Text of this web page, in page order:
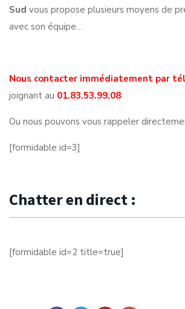
Sud vous propose plusieurs moyens de
avec son équipe…
Nous contacter immédiatement par
joignant au 01.83.53.99.08
Ou nous pouvons vous rappeler
[formidable id=3]
Chatter en direct :
[formidable id=2 title=true]